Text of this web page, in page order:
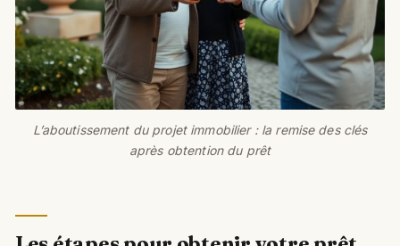
L’aboutissement du projet immobilier : la remise des clés
après obtention du prêt